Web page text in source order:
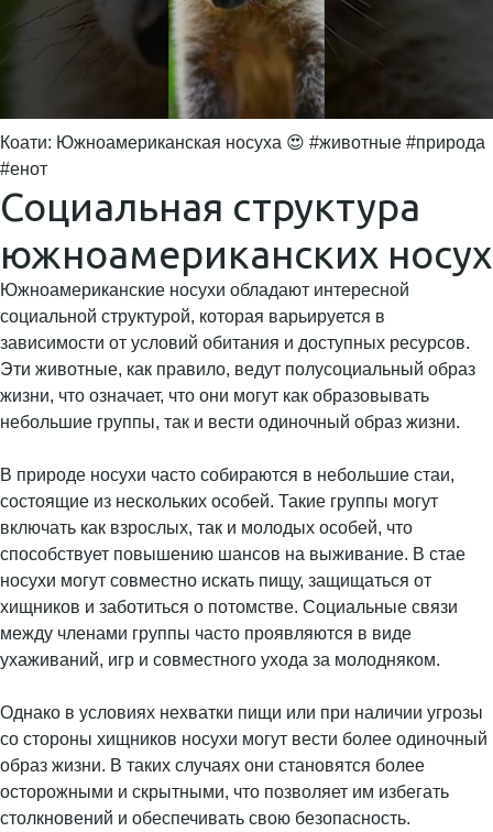
Коати: Южноамериканская носуха 😍 #животные #природа
#енот
Социальная структура
южноамериканских носух
Южноамериканские носухи обладают интересной
социальной структурой, которая варьируется в
зависимости от условий обитания и доступных ресурсов.
Эти животные, как правило, ведут полусоциальный образ
жизни, что означает, что они могут как образовывать
небольшие группы, так и вести одиночный образ жизни.
В природе носухи часто собираются в небольшие стаи,
состоящие из нескольких особей. Такие группы могут
включать как взрослых, так и молодых особей, что
способствует повышению шансов на выживание. В стае
носухи могут совместно искать пищу, защищаться от
хищников и заботиться о потомстве. Социальные связи
между членами группы часто проявляются в виде
ухаживаний, игр и совместного ухода за молодняком.
Однако в условиях нехватки пищи или при наличии угрозы
со стороны хищников носухи могут вести более одиночный
образ жизни. В таких случаях они становятся более
осторожными и скрытными, что позволяет им избегать
столкновений и обеспечивать свою безопасность.